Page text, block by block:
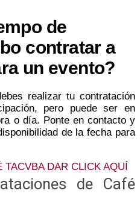
de
contratar a
un evento?
realizar tu contratación
pero puede ser en
o día. Ponte en contacto y
de la fecha para
TACVBA DAR CLICK AQUÍ
de Café